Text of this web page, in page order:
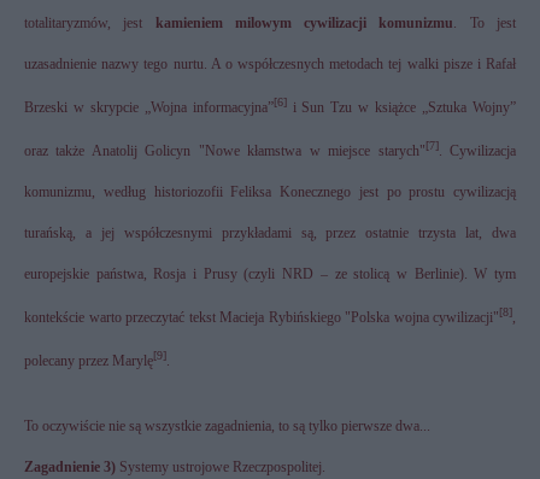
totalitaryzmów, jest kamieniem milowym cywilizacji komunizmu . To jest
uzasadnienie nazwy tego nurtu. A o współczesnych metodach tej walki pisze i Rafał
Brzeski w skrypcie „Wojna informacyjna”[6]i Sun Tzu w książce „Sztuka Wojny”
oraz także Anatolij Golicyn "Nowe kłamstwa w miejsce starych"[7]. Cywilizacja
komunizmu, według historiozofii Feliksa Konecznego jest po prostu cywilizacją
turańską, a jej współczesnymi przykładami są, przez ostatnie trzysta lat, dwa
europejskie państwa, Rosja i Prusy (czyli NRD – ze stolicą w Berlinie). W tym
kontekście warto przeczytać tekst Macieja Rybińskiego "Polska wojna cywilizacji"[8]
polecany przez Marylę[9]
To oczywiście nie są wszystkie zagadnienia, to są tylko pierwsze dwa...
Zagadnienie 3) Systemy ustrojowe Rzeczpospolitej.